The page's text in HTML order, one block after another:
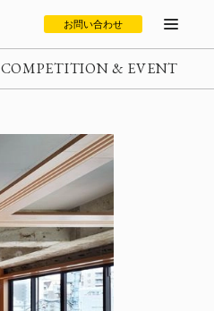
お問い合わせ
COMPETITION & EVENT